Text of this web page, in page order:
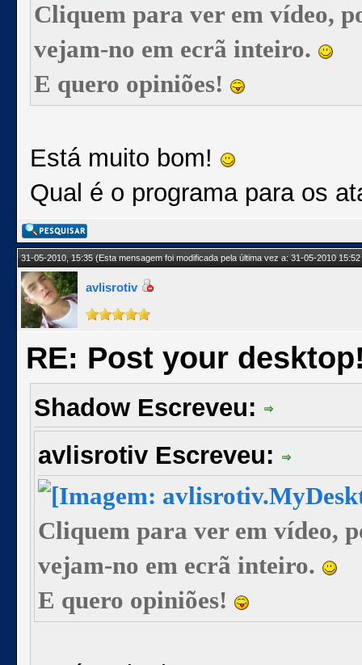
Cliquem para ver em vídeo,
vejam-no em ecrã inteiro.
E quero opiniões!
Está muito bom!
Qual é o programa para os
31-05-2010, 15:35(Esta mensagem foi modificada pela última vez a: 31-05-2010
avlisrotiv
RE: Post your
Shadow Escreveu:
avlisrotiv Escreveu:
Cliquem para ver em vídeo,
vejam-no em ecrã inteiro.
E quero opiniões!